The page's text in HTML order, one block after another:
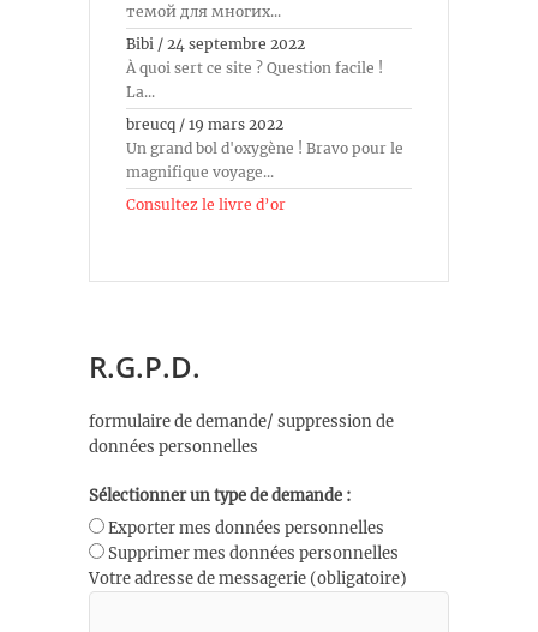
темой для многих...
Bibi / 24 septembre 2022
À quoi sert ce site ? Question facile !
La...
breucq / 19 mars 2022
Un grand bol d'oxygène ! Bravo pour le
magnifique voyage...
Consultez le livre d’or
R.G.P.D.
formulaire de demande/ suppression de
données personnelles
Sélectionner un type de demande :
Exporter mes données personnelles
Supprimer mes données personnelles
Votre adresse de messagerie (obligatoire)